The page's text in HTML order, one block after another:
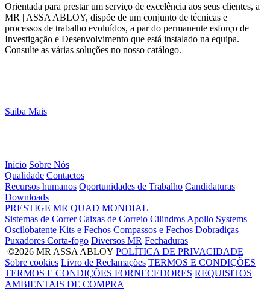
Orientada para prestar um serviço de excelência aos seus clientes, a
MR | ASSA ABLOY, dispõe de um conjunto de técnicas e
processos de trabalho evoluídos, a par do permanente esforço de
Investigação e Desenvolvimento que está instalado na equipa.
Consulte as várias soluções no nosso catálogo.
Saiba Mais
Início Sobre Nós
Qualidade Contactos
Recursos humanos Oportunidades de Trabalho Candidaturas
Downloads
PRESTIGE MR QUAD MONDIAL
Sistemas de Correr Caixas de Correio Cilindros Apollo Systems
Oscilobatente Kits e Fechos Compassos e Fechos Dobradiças
Puxadores Corta-fogo Diversos MR Fechaduras
©2026 MR ASSA ABLOY POLÍTICA DE PRIVACIDADE
Sobre cookies Livro de Reclamações TERMOS E CONDIÇÕES
TERMOS E CONDIÇÕES FORNECEDORES REQUISITOS
AMBIENTAIS DE COMPRA